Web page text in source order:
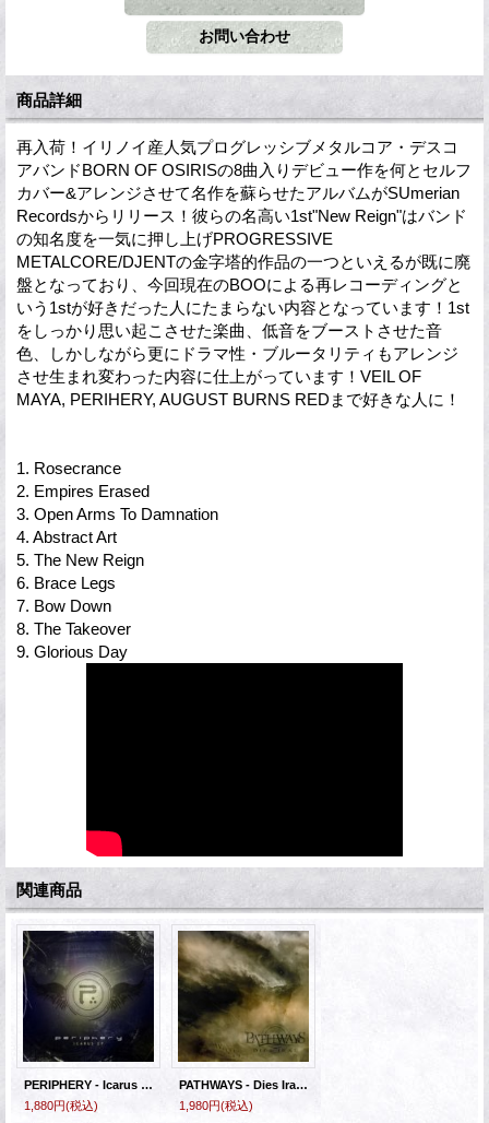
商品詳細
再入荷！イリノイ産人気プログレッシブメタルコア・デスコ
アバンドBORN OF OSIRISの8曲入りデビュー作を何とセルフ
カバー&アレンジさせて名作を蘇らせたアルバムがSUmerian
Recordsからリリース！彼らの名高い1st"New Reign"はバンド
の知名度を一気に押し上げPROGRESSIVE
METALCORE/DJENTの金字塔的作品の一つといえるが既に廃
盤となっており、今回現在のBOOによる再レコーディングと
いう1stが好きだった人にたまらない内容となっています！1st
をしっかり思い起こさせた楽曲、低音をブーストさせた音
色、しかしながら更にドラマ性・ブルータリティもアレンジ
させ生まれ変わった内容に仕上がっています！VEIL OF
MAYA, PERIHERY, AUGUST BURNS REDまで好きな人に！
1. Rosecrance
2. Empires Erased
3. Open Arms To Damnation
4. Abstract Art
5. The New Reign
6. Brace Legs
7. Bow Down
8. The Takeover
9. Glorious Day
関連商品
PERIPHERY - Icarus [CD+DVD]
1,880円(税込)
PATHWAYS - Dies Irae [CD]
1,980円(税込)